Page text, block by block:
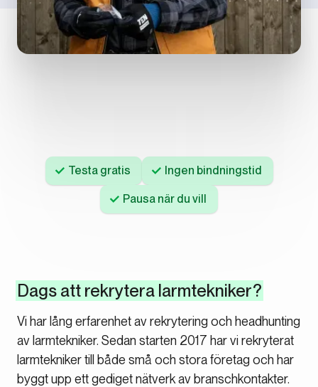
Testa gratis Ingen bindningstid
Pausa när du vill
Dags att rekrytera larmtekniker?
Vi har lång erfarenhet av rekrytering och headhunting
av larmtekniker. Sedan starten 2017 har vi rekryterat
larmtekniker till både små och stora företag och har
byggt upp ett gediget nätverk av branschkontakter.